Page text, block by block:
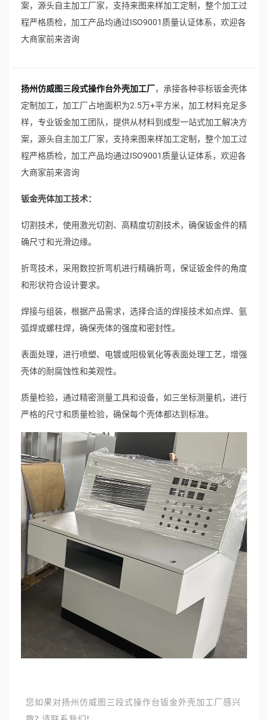
案，源头自主加工厂家，支持来图来样加工定制，整个加工过
程严格质检，加工产品均通过ISO9001质量认证体系，欢迎各
大商家前来咨询
扬州仿威图三段式操作台外壳加工厂，承接各种非标钣金壳体
定制加工，加工厂占地面积为2.5万+平方米，加工材料充足多
样，专业钣金加工团队，提供从材料到成型一站式加工解决方
案，源头自主加工厂家，支持来图来样加工定制，整个加工过
程严格质检，加工产品均通过ISO9001质量认证体系，欢迎各
大商家前来咨询
钣金壳体加工技术：
切割技术，使用激光切割、高精度切割技术，确保钣金件的精
确尺寸和光滑边缘。
折弯技术，采用数控折弯机进行精确折弯，保证钣金件的角度
和形状符合设计要求。
焊接与组装，根据产品需求，选择合适的焊接技术如点焊、氩
弧焊或螺柱焊，确保壳体的强度和密封性。
表面处理，进行喷塑、电镀或阳极氧化等表面处理工艺，增强
壳体的耐腐蚀性和美观性。
质量检验，通过精密测量工具和设备，如三坐标测量机，进行
严格的尺寸和质量检验，确保每个壳体都达到标准。
您如果对扬州仿威图三段式操作台钣金外壳加工厂感兴